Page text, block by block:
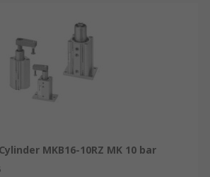
MKB16-10RZ MK 10 bar